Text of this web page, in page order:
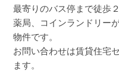
最寄りのバス停まで徒歩
薬局、コインランドリー
物件です。
お問い合わせは賃貸住宅
ます。